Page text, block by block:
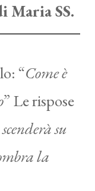
Maria SS.
“Come è
” Le rispose
su
la